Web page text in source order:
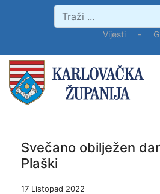
Vijesti-
Svečano obilježen
Plaški
17 Listopad 2022